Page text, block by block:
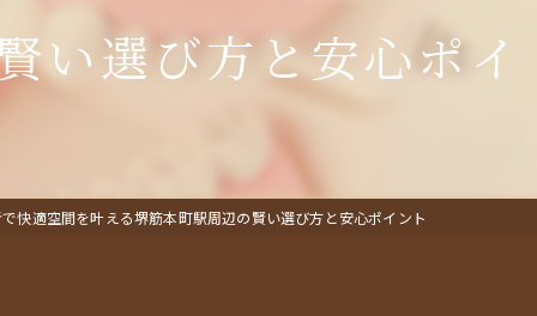
インプラント
クリーニング
い選び方と安心ポイ
快適空間を叶える堺筋本町駅周辺の賢い選び方と安心ポイント